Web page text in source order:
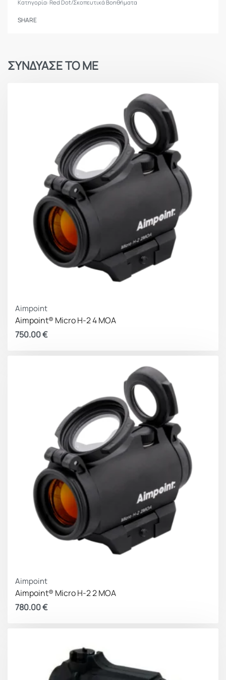
Κατηγορία:Red Dot/Σκοπευτικά Βοηθήματα
SHARE
ΣΥΝΔΥΑΣΕ ΤΟ ΜΕ
Aimpoint
Aimpoint® Micro H-2 4 MOA
750.00€
Aimpoint
Aimpoint® Micro H-2 2 MOA
780.00€